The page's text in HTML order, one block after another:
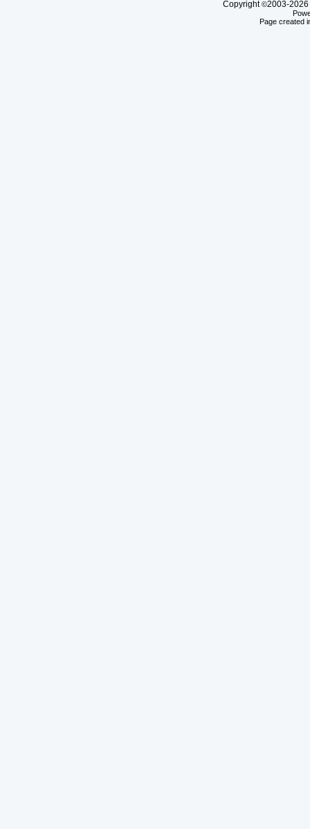
Copyright©2003-2026
Page created